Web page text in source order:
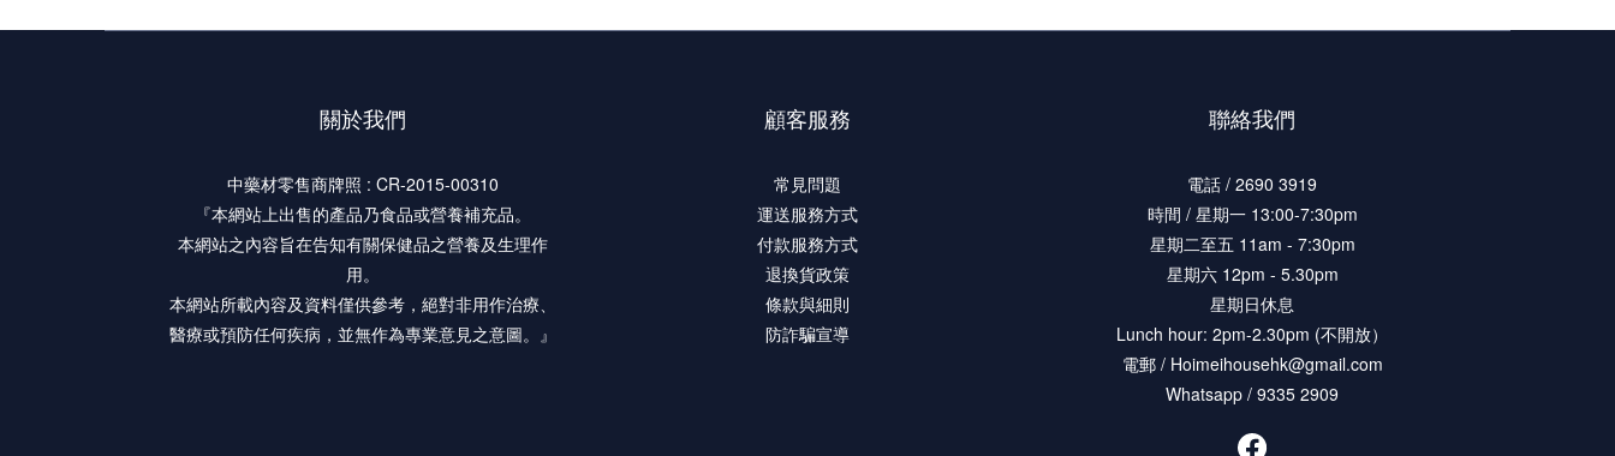
關於我們
中藥材零售商牌照 : CR-2015-00310
『本網站上出售的產品乃食品或營養補充品。
本網站之內容旨在告知有關保健品之營養及生理作
用。
本網站所載內容及資料僅供參考，絕對非用作治療、
醫療或預防任何疾病，並無作為專業意見之意圖。』
顧客服務
常見問題
運送服務方式
付款服務方式
退換貨政策
條款與細則
防詐騙宣導
聯絡我們
電話 / 2690 3919
時間 / 星期一 13:00-7:30pm
星期二至五 11am - 7:30pm
星期六 12pm - 5.30pm
星期日休息
Lunch hour: 2pm-2.30pm (不開放）
電郵 / Hoimeihousehk@gmail.com
Whatsapp / 9335 2909